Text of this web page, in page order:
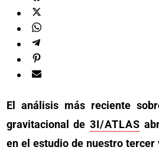
El análisis más reciente
gravitacional de 3I/ATLAS
en el estudio de nuestro